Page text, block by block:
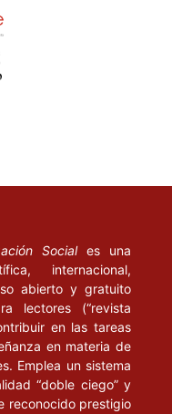
Social es una
internacional,
abierto y gratuito
lectores (“revista
en las tareas
en materia de
Emplea un sistema
“doble ciego” y
reconocido prestigio